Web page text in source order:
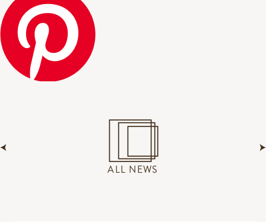
ALL NEWS